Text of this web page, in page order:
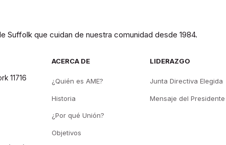
Suffolk que cuidan de nuestra comunidad desde 1984.
11716
ACERCA DE
¿Quién es AME?
Historia
¿Por qué Unión?
Objetivos
LIDERAZGO
Junta Directiva Elegida
Mensaje del Presidente